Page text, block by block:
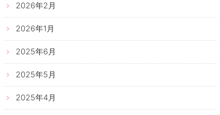
2026年2月
2026年1月
2025年6月
2025年5月
2025年4月